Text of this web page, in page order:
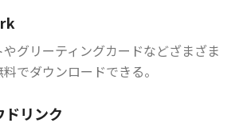
グリーティングカードなどざまざま
でダウンロードできる。
ドリンク